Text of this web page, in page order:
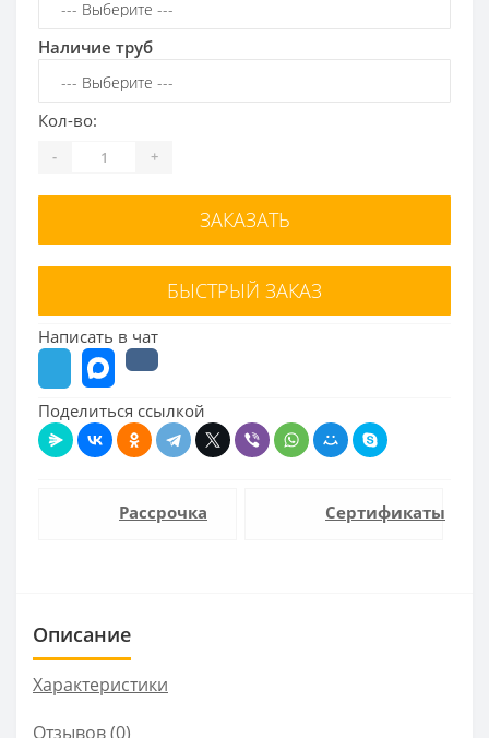
Наличие труб
Кол-во:
- +
ЗАКАЗАТЬ
БЫСТРЫЙ ЗАКАЗ
Написать в чат
Поделиться ссылкой
Рассрочка Сертификаты
Описание
Характеристики
Отзывов (0)